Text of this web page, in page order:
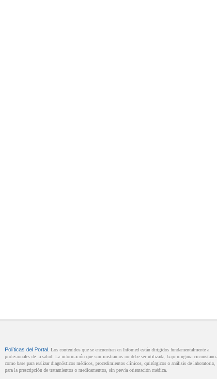
Políticas del Portal . Los contenidos que se encuentran en Infomed están dirigidos fundamentalmente a
profesionales de la salud. La información que suministramos no debe ser utilizada, bajo ninguna
como base para realizar diagnósticos médicos, procedimientos clínicos, quirúrgicos o análisis de laboratorio,
para la prescripción de tratamientos o medicamentos, sin previa orientación médica.